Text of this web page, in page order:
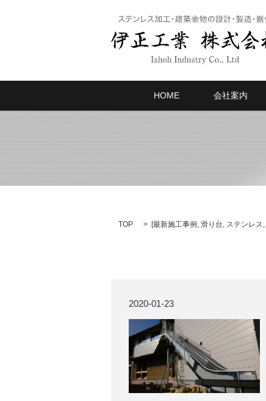
HOME 会社案内
TOP [最新施工事例 , 滑り台, ステンレス,
2020-01-23